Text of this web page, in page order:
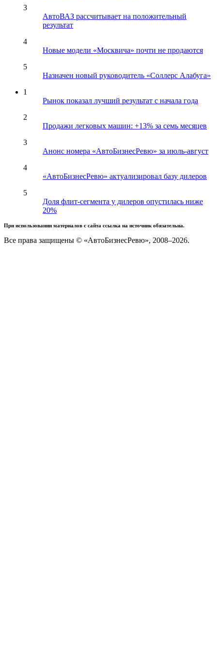
3
АвтоВАЗ рассчитывает на положительный
результат
4
Новые модели «Москвича» почти не продаются
5
Назначен новый руководитель «Соллерс Алабуга»
1
Рынок показал лучший результат с начала года
2
Продажи легковых машин: +13% за семь месяцев
3
Анонс номера «АвтоБизнесРевю» за июль-август
4
«АвтоБизнесРевю» актуализировал базу дилеров
5
Доля флит-сегмента у дилеров опустилась ниже
20%
При использовании материалов с сайта ссылка на источник обязательна.
Все права защищены © «АвтоБизнесРевю», 2008–2026.